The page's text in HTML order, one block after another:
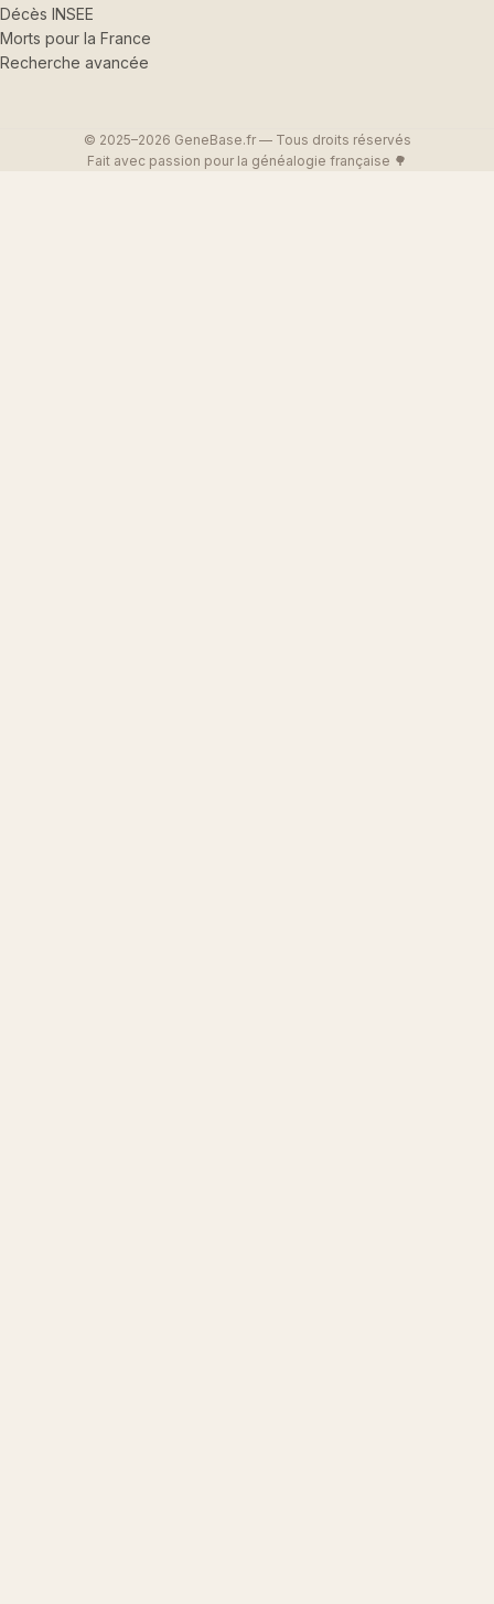
Décès INSEE
Morts pour la France
Recherche avancée
© 2025–2026 GeneBase.fr — Tous droits réservés
Fait avec passion pour la généalogie française 🌳